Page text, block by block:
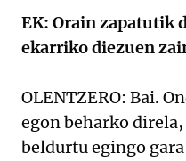
EK: Orain zapatutik
ekarriko diezuen
OLENTZERO: Bai.
egon beharko
beldurtu egingo